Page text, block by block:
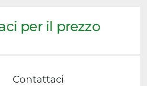
per il prezzo
Contattaci